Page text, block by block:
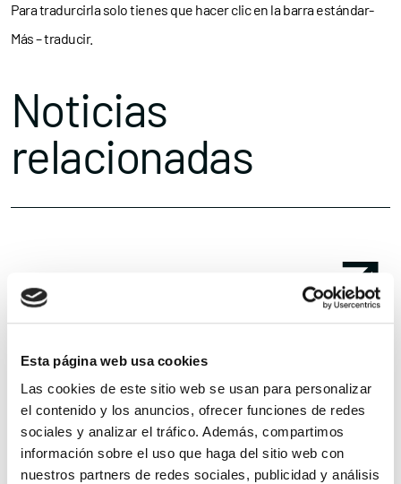
Esta página web usa cookies
Las cookies de este sitio web se usan para personalizar
el contenido y los anuncios, ofrecer funciones de redes
sociales y analizar el tráfico. Además, compartimos
información sobre el uso que haga del sitio web con
nuestros partners de redes sociales, publicidad y análisis
Para tradurcirla solo tienes que hacer clic en la barra estándar-
Más – traducir.
Noticias
relacionadas